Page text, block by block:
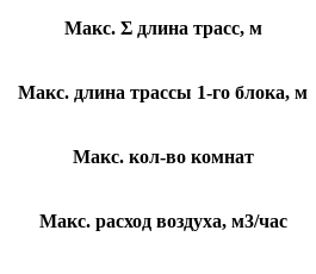
Макс. Σ длина трасс, м
Макс. длина трассы 1-го блока, м
Макс. кол-во комнат
Макс. расход воздуха, м3/час